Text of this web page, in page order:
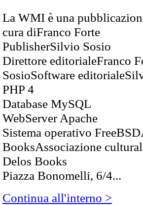
La WMI è una
cura diFranco Forte
PublisherSilvio Sosio
Direttore editorialeFranco
SosioSoftware
PHP 4
Database MySQL
WebServer Apache
Sistema operativo
BooksAssociazione
Delos Books
Piazza Bonomelli, 6/4...
Continua all'interno >